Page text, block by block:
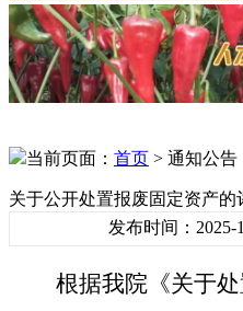
当前页面： 首页 > 通知公告
关于公开处置报废固定资产的
发布时间：
根据我院《关于